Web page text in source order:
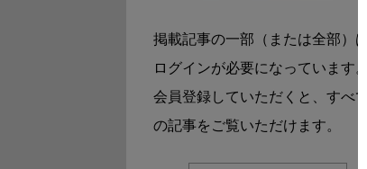
掲載記事の一部（または全部）は
ログインが必要になっています。
会員登録していただくと、すべて
の記事をご覧いただけます。